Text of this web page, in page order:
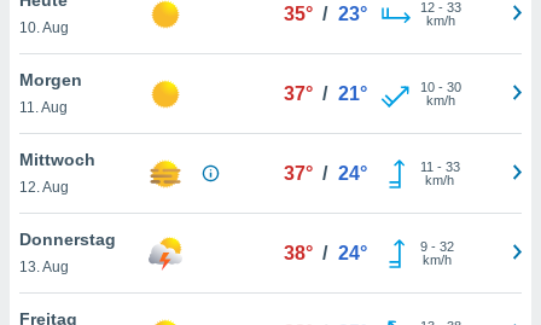
oder
Partner
es uns
das
der
Profil zu
Ihnen
10. Aug
35° / 23° 12- 33
km/h
Morgen
11. Aug
37° / 21° 10- 30
km/h
Mittwoch
12. Aug
37° / 24° 11 - 33
km/h
Donnerstag
13. Aug
38° / 24° 9- 32
km/h
Freitag